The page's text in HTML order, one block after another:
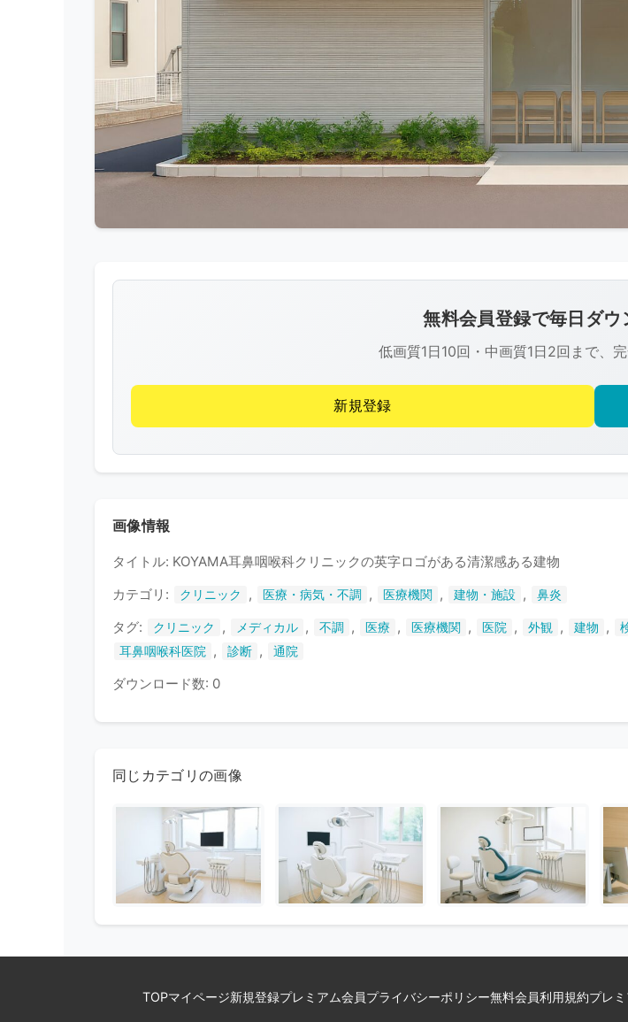
像
R-
FREE
著
作
権
て
無料会員登録で毎日ダウ
低画質1日10回・中画質1日2回まで、
新規登録
画像情報
タイトル: KOYAMA耳鼻咽喉科クリニックの英字ロゴがある清潔感ある建物
カテゴリ:
クリニック , 医療・病気・不調 , 医療機関 , 建物・施設 , 鼻炎
タグ: クリニック , メディカル , 不調 , 医療 , 医療機関 , 医院 , 外観 , 建物 ,
耳鼻咽喉科医院 , 診断 , 通院
ダウンロード数: 0
同じカテゴリの画像
TOPマイページ新規登録プレミアム会員プライバシーポリシー無料会員利用規約プレ